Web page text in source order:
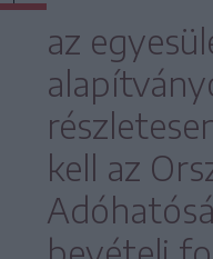
az
kell az